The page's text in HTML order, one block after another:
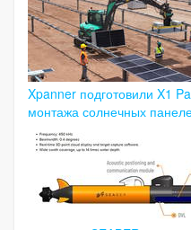
Xpanner подготовили X1
монтажа солнечных